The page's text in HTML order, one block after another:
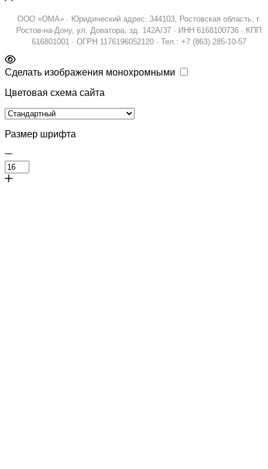
ООО «ОМА» · Юридический адрес: 344103, Ростовская область, г.
Ростов-на-Дону, ул. Доватора, зд. 142А/37 · ИНН 6168100736 · КПП
616801001 · ОГРН 1176196052120 · Тел.: +7 (863) 285-10-57
Сделать изображения монохромными
Цветовая схема сайта
Размер шрифта